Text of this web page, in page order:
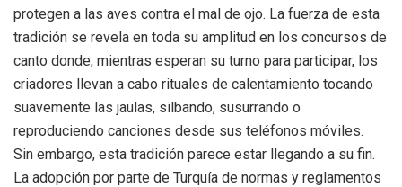
protegen a las aves contra el mal de ojo. La fuerza de esta
tradición se revela en toda su amplitud en los concursos de
canto donde, mientras esperan su turno para participar, los
criadores llevan a cabo rituales de calentamiento tocando
suavemente las jaulas, silbando, susurrando o
reproduciendo canciones desde sus teléfonos móviles.
Sin embargo, esta tradición parece estar llegando a su fin.
La adopción por parte de Turquía de normas y reglamentos